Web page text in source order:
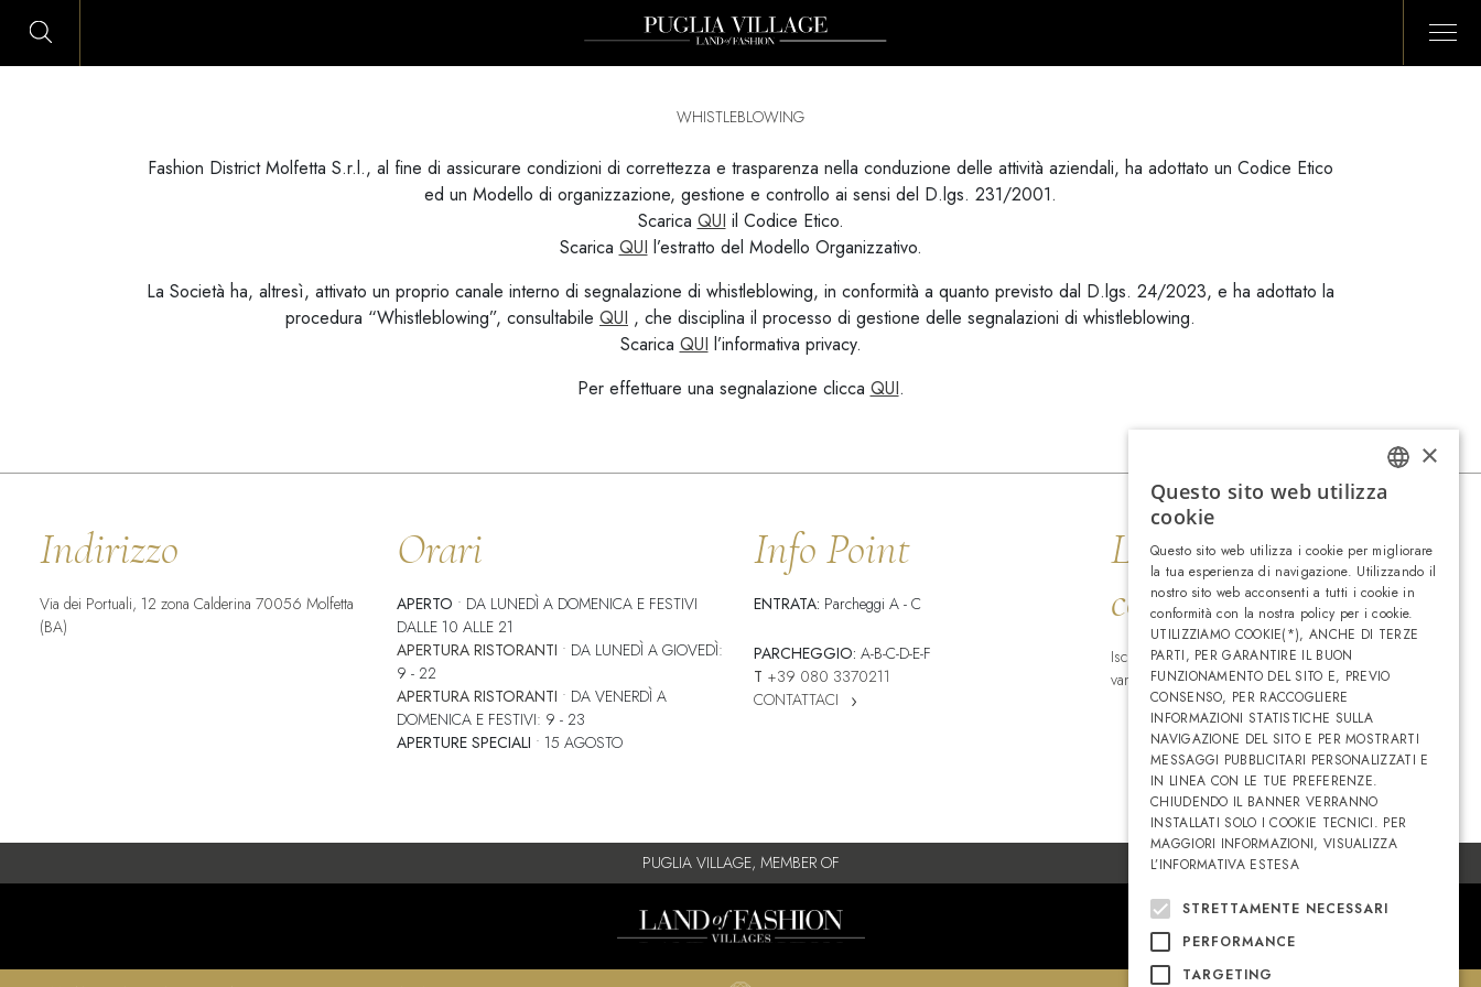
WHISTLEBLOWING
Fashion District Molfetta S.r.l., al fine di assicurare condizioni di correttezza e trasparenza nella conduzione delle attività aziendali, ha adottato un Codice Etico
ed un Modello di organizzazione, gestione e controllo ai sensi del D.lgs. 231/2001.
Scarica QUI il Codice Etico.
Scarica QUI l’estratto del Modello Organizzativo.
La Società ha, altresì, attivato un proprio canale interno di segnalazione di whistleblowing, in conformità a quanto previsto dal D.lgs. 24/2023, e ha adottato la
procedura “Whistleblowing”, consultabile QUI , che disciplina il processo di gestione delle segnalazioni di whistleblowing.
Scarica QUI l’informativa privacy.
Per effettuare una segnalazione clicca QUI.
Indirizzo
Via dei Portuali, 12 zona Calderina 70056 Molfetta
(BA)
Orari
APERTO • DA LUNEDÌ A DOMENICA E FESTIVI
DALLE 10 ALLE 21
APERTURA RISTORANTI • DA LUNEDÌ A GIOVEDÌ:
9 - 22
APERTURA RISTORANTI • DA VENERDÌ A
DOMENICA E FESTIVI: 9 - 23
APERTURE SPECIALI • 15 AGOSTO
Info Point
ENTRATA: Parcheggi A - C
PARCHEGGIO: A-B-C-D-E-F
T +39 080 3370211
CONTATTACI
Lasciati
coccolare
Iscriviti alla newsletter per avere
vantaggi esclusivi
PUGLIA VILLAGE, MEMBER OF
×
Questo sito web utilizza
cookie
Questo sito web utilizza i cookie per migliorare
la tua esperienza di navigazione. Utilizzando il
nostro sito web acconsenti a tutti i cookie in
conformità con la nostra policy per i cookie.
UTILIZZIAMO COOKIE(*), ANCHE DI TERZE
PARTI, PER GARANTIRE IL BUON
FUNZIONAMENTO DEL SITO E, PREVIO
CONSENSO, PER RACCOGLIERE
INFORMAZIONI STATISTICHE SULLA
NAVIGAZIONE DEL SITO E PER MOSTRARTI
MESSAGGI PUBBLICITARI PERSONALIZZATI E
IN LINEA CON LE TUE PREFERENZE.
CHIUDENDO IL BANNER VERRANNO
INSTALLATI SOLO I COOKIE TECNICI. PER
MAGGIORI INFORMAZIONI, VISUALIZZA
L’INFORMATIVA ESTESA
STRETTAMENTE NECESSARI
PERFORMANCE
TARGETING